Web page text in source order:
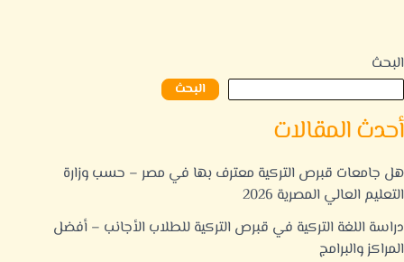
البحث
البحث
أحدث المقالات
هل جامعات قبرص التركية معترف بها في مصر – حسب وزارة
التعليم العالي المصرية 2026
دراسة اللغة التركية في قبرص التركية للطلاب الأجانب – أفضل
المراكز والبرامج